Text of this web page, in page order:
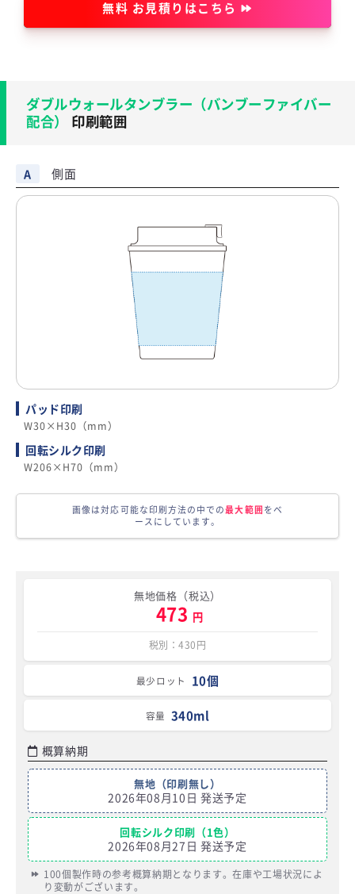
無料 お見積りはこちら
ダブルウォールタンブラー（バンブーファイバー
配合）
印刷範囲
A 側面
パッド印刷
W30×H30（mm）
回転シルク印刷
W206×H70（mm）
画像は対応可能な印刷方法の中での最大範囲をベ
ースにしています。
無地価格（税込）
473 円
税別：430円
最少ロット 10個
容量 340ml
概算納期
無地（印刷無し）
2026年08月10日 発送予定
回転シルク印刷（1色）
2026年08月27日 発送予定
100個製作時の参考概算納期となります。在庫や工場状況によ
り変動がございます。